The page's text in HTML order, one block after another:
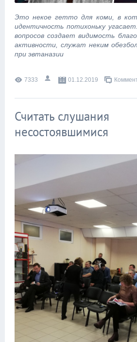
Это некое гетто для коми, в
идентичность потихоньку
вопросов создает видимость
активности, служат неким
при эвтаназии
7333 01.12.2019
Считать слушания
несостоявшимися